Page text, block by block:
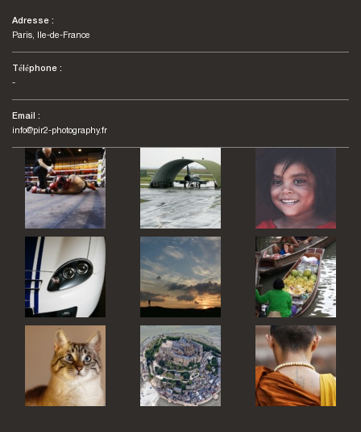
Adresse :
Paris, Ile-de-France
Téléphone :
-
Email :
info@pir2-photography.fr